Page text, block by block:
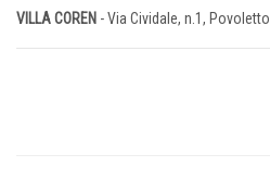
VILLA COREN - Via Cividale, n.1, Povoletto